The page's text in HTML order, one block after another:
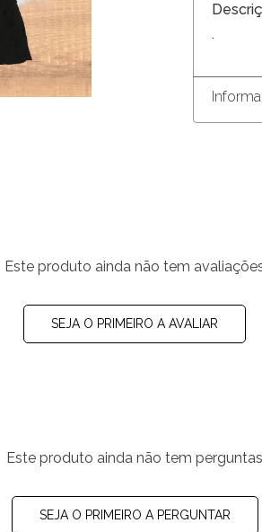
.
Este produto ainda não tem
SEJA O PRIMEIRO A AVALIAR
Este produto ainda não tem perguntas
SEJA O PRIMEIRO A PERGUNTAR